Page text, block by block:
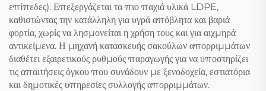
επίπεδες). Επεξεργάζεται τα πιο παχιά υλικά LDPE,
καθιστώντας την κατάλληλη για υγρά απόβλητα και βαριά
φορτία, χωρίς να λησμονείται η χρήση τους και για αιχμηρά
αντικείμενα. Η μηχανή κατασκευής σακούλων απορριμμάτων
διαθέτει εξαιρετικούς ρυθμούς παραγωγής για να υποστηρίζει
τις απαιτήσεις όγκου που συνάδουν με ξενοδοχεία, εστιατόρια
και δημοτικές υπηρεσίες συλλογής απορριμμάτων.